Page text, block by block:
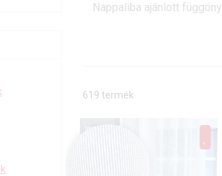
Nappaliba ajánlott
619 termék